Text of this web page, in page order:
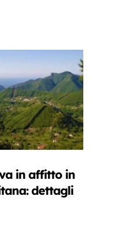
in affitto in
dettagli